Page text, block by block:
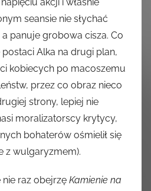
seansie nie słychać
panuje grobowa cisza. Co
Alka na drugi plan,
kobiecych po macoszemu
przez co obraz nieco
strony, lepiej nie
moralizatorscy krytycy,
bohaterów ośmielił się
z wulgaryzmem).
raz obejrzę Kamienie na